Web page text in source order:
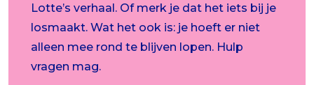
Lotte’s verhaal. Of merk je dat het iets bij je
losmaakt. Wat het ook is: je hoeft er niet
alleen mee rond te blijven lopen. Hulp
vragen mag.